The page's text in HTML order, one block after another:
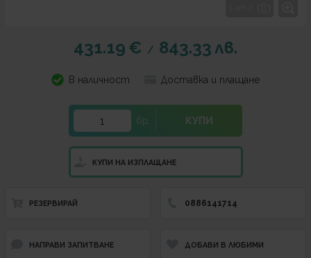
431.19 € / 843.33 лв.
В наличност Доставка и плащане
бр. КУПИ
КУПИ НА ИЗПЛАЩАНЕ
РЕЗЕРВИРАЙ 0886141714
НАПРАВИ ЗАПИТВАНЕ ДОБАВИ В ЛЮБИМИ